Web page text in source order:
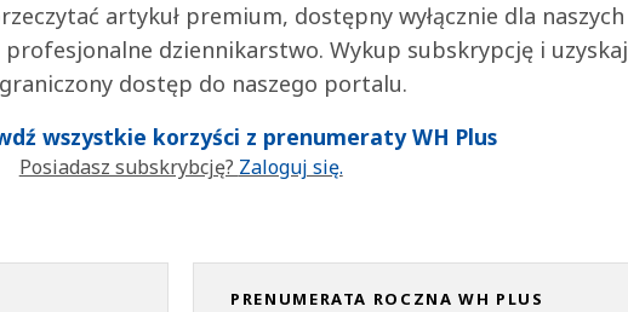
artykuł premium, dostępny wyłącznie dla naszych
dziennikarstwo. Wykup subskrypcję i uzyskaj
dostęp do naszego portalu.
wszystkie korzyści z prenumeraty WH Plus
Posiadasz subskrybcję? Zaloguj się.
PRENUMERATA ROCZNA WH PLUS